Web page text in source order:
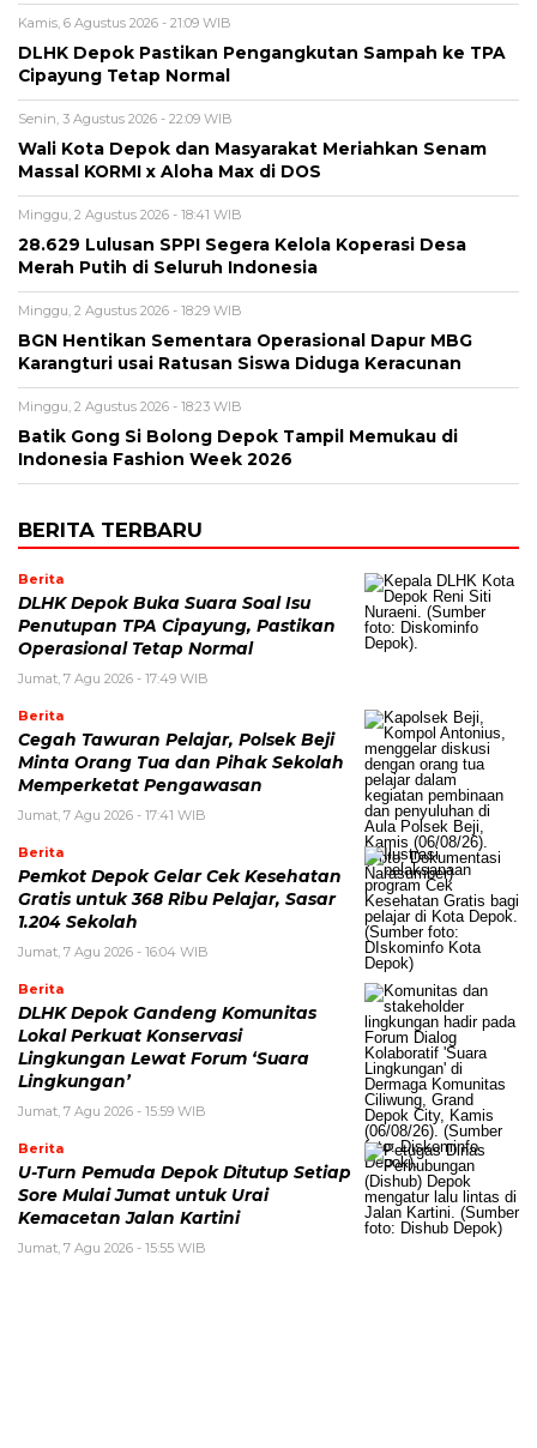
Kamis, 6 Agustus 2026 - 21:09 WIB
DLHK Depok Pastikan Pengangkutan Sampah ke TPA
Cipayung Tetap Normal
Senin, 3 Agustus 2026 - 22:09 WIB
Wali Kota Depok dan Masyarakat Meriahkan Senam
Massal KORMI x Aloha Max di DOS
Minggu, 2 Agustus 2026 - 18:41 WIB
28.629 Lulusan SPPI Segera Kelola Koperasi Desa
Merah Putih di Seluruh Indonesia
Minggu, 2 Agustus 2026 - 18:29 WIB
BGN Hentikan Sementara Operasional Dapur MBG
Karangturi usai Ratusan Siswa Diduga Keracunan
Minggu, 2 Agustus 2026 - 18:23 WIB
Batik Gong Si Bolong Depok Tampil Memukau di
Indonesia Fashion Week 2026
BERITA TERBARU
Berita
DLHK Depok Buka Suara Soal Isu
Penutupan TPA Cipayung, Pastikan
Operasional Tetap Normal
Jumat, 7 Agu 2026 - 17:49 WIB
Berita
Cegah Tawuran Pelajar, Polsek Beji
Minta Orang Tua dan Pihak Sekolah
Memperketat Pengawasan
Jumat, 7 Agu 2026 - 17:41 WIB
Berita
Pemkot Depok Gelar Cek Kesehatan
Gratis untuk 368 Ribu Pelajar, Sasar
1.204 Sekolah
Jumat, 7 Agu 2026 - 16:04 WIB
Berita
DLHK Depok Gandeng Komunitas
Lokal Perkuat Konservasi
Lingkungan Lewat Forum ‘Suara
Lingkungan’
Jumat, 7 Agu 2026 - 15:59 WIB
Berita
U-Turn Pemuda Depok Ditutup Setiap
Sore Mulai Jumat untuk Urai
Kemacetan Jalan Kartini
Jumat, 7 Agu 2026 - 15:55 WIB